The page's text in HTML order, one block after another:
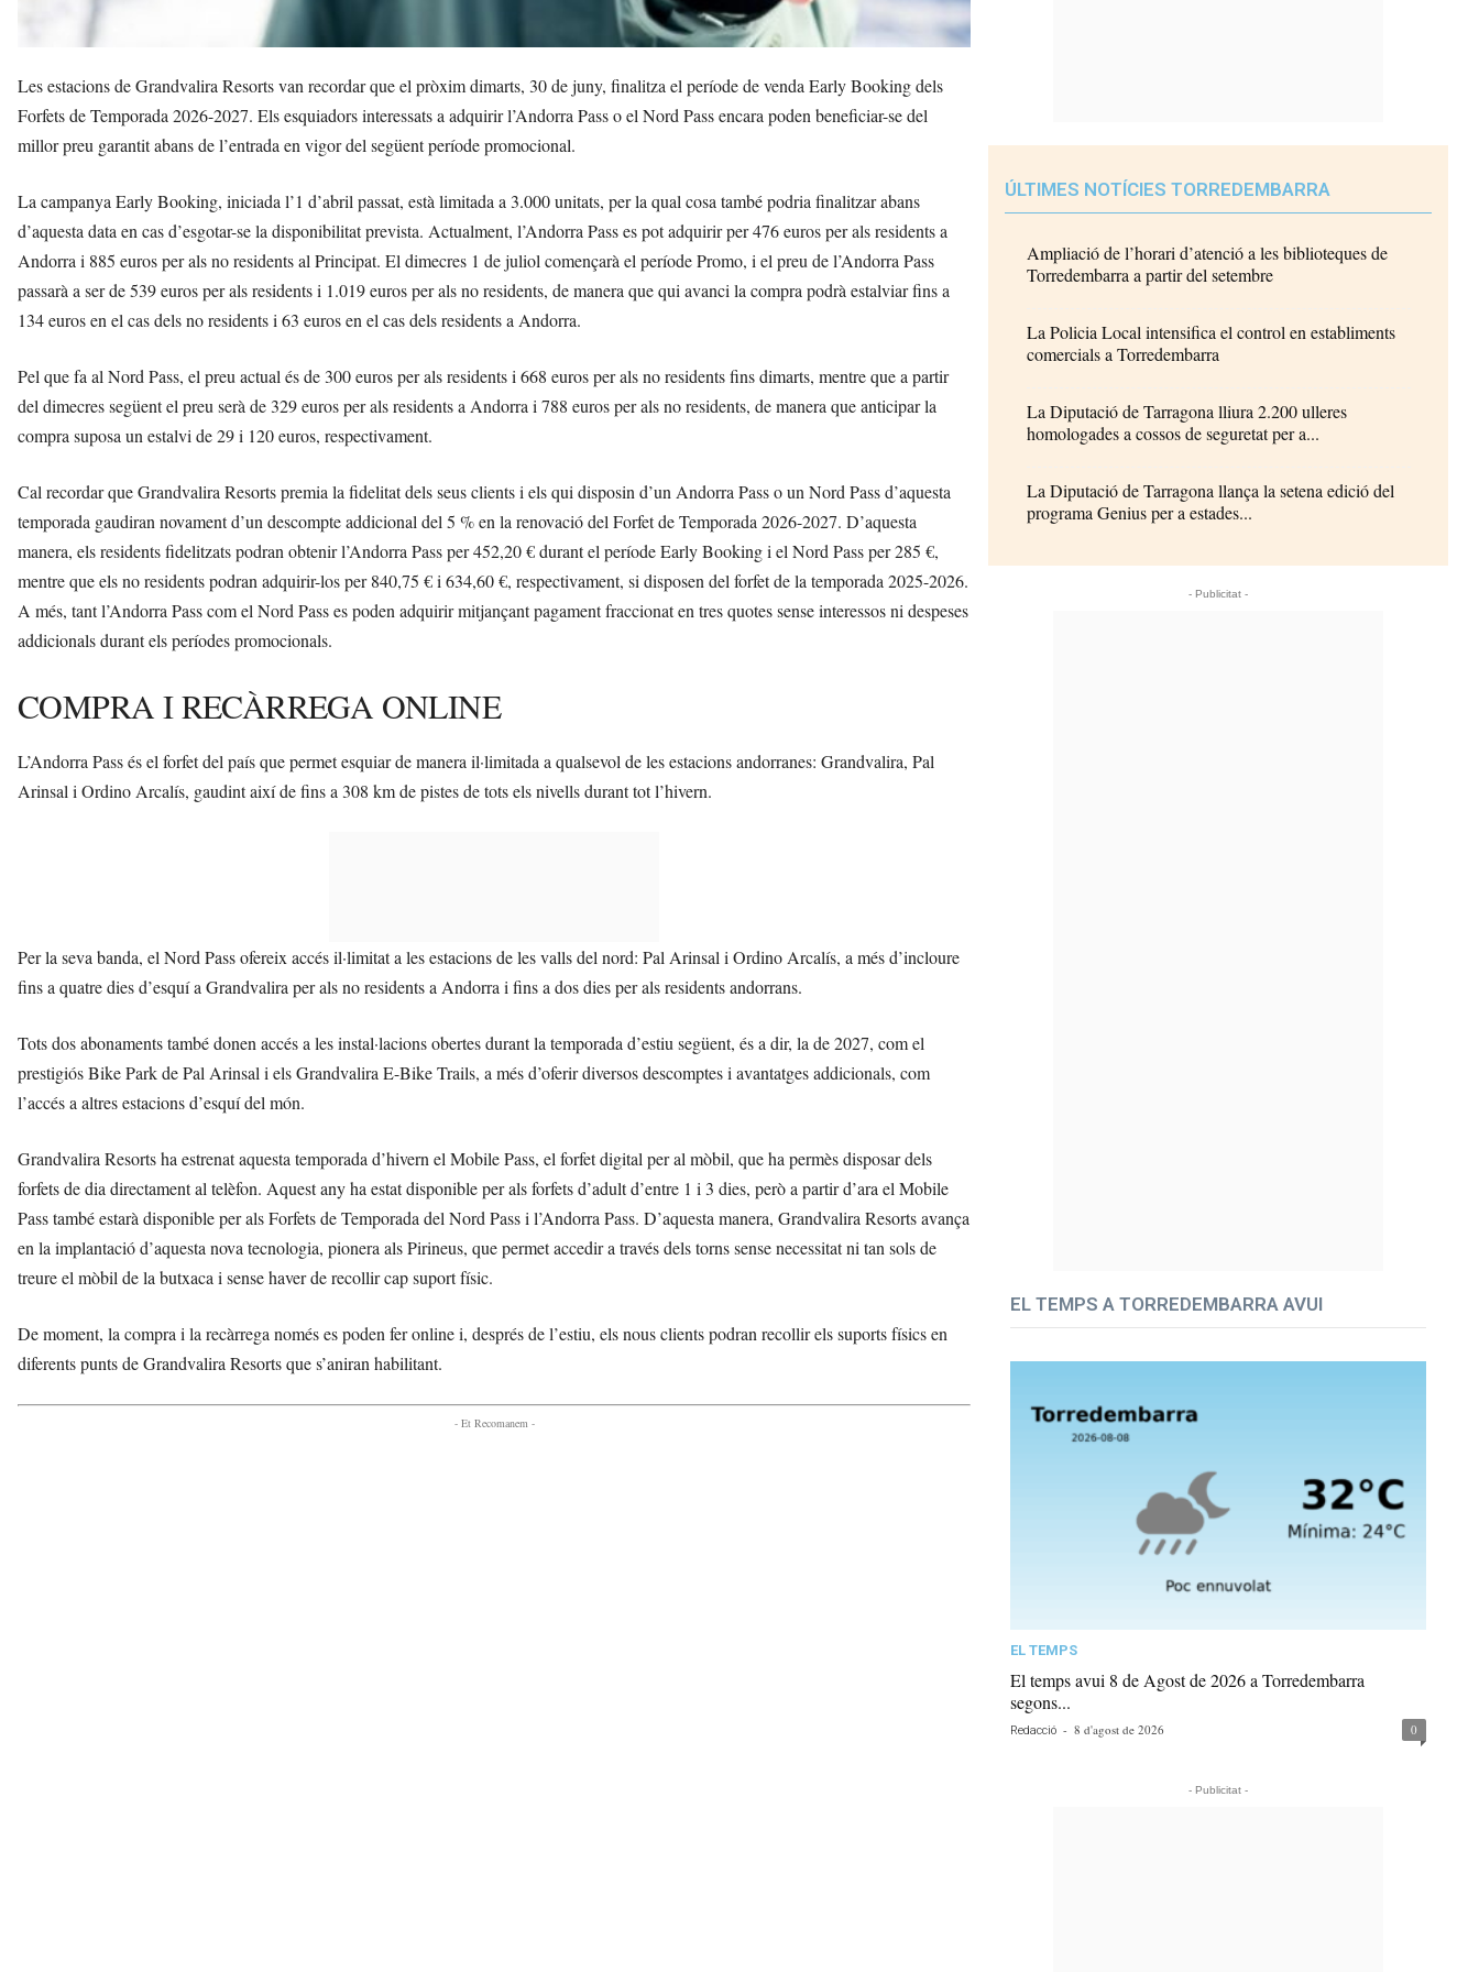
Les estacions de Grandvalira Resorts van recordar que el pròxim dimarts, 30 de juny, finalitza el període de venda Early Booking dels
Forfets de Temporada 2026-2027. Els esquiadors interessats a adquirir l’Andorra Pass o el Nord Pass encara poden beneficiar-se del
millor preu garantit abans de l’entrada en vigor del següent període promocional.
La campanya Early Booking, iniciada l’1 d’abril passat, està limitada a 3.000 unitats, per la qual cosa també podria finalitzar abans
d’aquesta data en cas d’esgotar-se la disponibilitat prevista. Actualment, l’Andorra Pass es pot adquirir per 476 euros per als residents a
Andorra i 885 euros per als no residents al Principat. El dimecres 1 de juliol començarà el període Promo, i el preu de l’Andorra Pass
passarà a ser de 539 euros per als residents i 1.019 euros per als no residents, de manera que qui avanci la compra podrà estalviar fins a
134 euros en el cas dels no residents i 63 euros en el cas dels residents a Andorra.
Pel que fa al Nord Pass, el preu actual és de 300 euros per als residents i 668 euros per als no residents fins dimarts, mentre que a partir
del dimecres següent el preu serà de 329 euros per als residents a Andorra i 788 euros per als no residents, de manera que anticipar la
compra suposa un estalvi de 29 i 120 euros, respectivament.
Cal recordar que Grandvalira Resorts premia la fidelitat dels seus clients i els qui disposin d’un Andorra Pass o un Nord Pass d’aquesta
temporada gaudiran novament d’un descompte addicional del 5 % en la renovació del Forfet de Temporada 2026-2027. D’aquesta
manera, els residents fidelitzats podran obtenir l’Andorra Pass per 452,20 € durant el període Early Booking i el Nord Pass per 285 €,
mentre que els no residents podran adquirir-los per 840,75 € i 634,60 €, respectivament, si disposen del forfet de la temporada 2025-2026.
A més, tant l’Andorra Pass com el Nord Pass es poden adquirir mitjançant pagament fraccionat en tres quotes sense interessos ni despeses
addicionals durant els períodes promocionals.
COMPRA I RECÀRREGA ONLINE
L’Andorra Pass és el forfet del país que permet esquiar de manera il·limitada a qualsevol de les estacions andorranes: Grandvalira, Pal
Arinsal i Ordino Arcalís, gaudint així de fins a 308 km de pistes de tots els nivells durant tot l’hivern.
Per la seva banda, el Nord Pass ofereix accés il·limitat a les estacions de les valls del nord: Pal Arinsal i Ordino Arcalís, a més d’incloure
fins a quatre dies d’esquí a Grandvalira per als no residents a Andorra i fins a dos dies per als residents andorrans.
Tots dos abonaments també donen accés a les instal·lacions obertes durant la temporada d’estiu següent, és a dir, la de 2027, com el
prestigiós Bike Park de Pal Arinsal i els Grandvalira E-Bike Trails, a més d’oferir diversos descomptes i avantatges addicionals, com
l’accés a altres estacions d’esquí del món.
Grandvalira Resorts ha estrenat aquesta temporada d’hivern el Mobile Pass, el forfet digital per al mòbil, que ha permès disposar dels
forfets de dia directament al telèfon. Aquest any ha estat disponible per als forfets d’adult d’entre 1 i 3 dies, però a partir d’ara el Mobile
Pass també estarà disponible per als Forfets de Temporada del Nord Pass i l’Andorra Pass. D’aquesta manera, Grandvalira Resorts avança
en la implantació d’aquesta nova tecnologia, pionera als Pirineus, que permet accedir a través dels torns sense necessitat ni tan sols de
treure el mòbil de la butxaca i sense haver de recollir cap suport físic.
De moment, la compra i la recàrrega només es poden fer online i, després de l’estiu, els nous clients podran recollir els suports físics en
diferents punts de Grandvalira Resorts que s’aniran habilitant.
- Et Recomanem -
ÚLTIMES NOTÍCIES TORREDEMBARRA
Ampliació de l’horari d’atenció a les biblioteques de
Torredembarra a partir del setembre
La Policia Local intensifica el control en establiments
comercials a Torredembarra
La Diputació de Tarragona lliura 2.200 ulleres
homologades a cossos de seguretat per a...
La Diputació de Tarragona llança la setena edició del
programa Genius per a estades...
- Publicitat -
EL TEMPS A TORREDEMBARRA AVUI
EL TEMPS
El temps avui 8 de Agost de 2026 a Torredembarra
segons...
Redacció - 8 d'agost de 2026 0
- Publicitat -